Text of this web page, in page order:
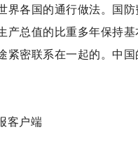
界各国的通行做法。国
产总值的比重多年保持
紧密联系在一起的。中
客户端